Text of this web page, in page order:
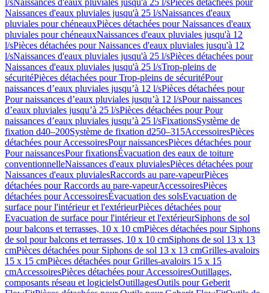
l/sNaissances d'eaux pluviales jusqu'à 25 l/sPièces détachées pour
Naissances d'eaux pluviales jusqu'à 25 l/sNaissances d'eaux
pluviales pour chéneauxPièces détachées pour Naissances d'eaux
pluviales pour chéneauxNaissances d'eaux pluviales jusqu'à 12
l/sPièces détachées pour Naissances d'eaux pluviales jusqu'à 12
l/sNaissances d'eaux pluviales jusqu'à 25 l/sPièces détachées pour
Naissances d'eaux pluviales jusqu'à 25 l/sTrop-pleins de
sécuritéPièces détachées pour Trop-pleins de sécuritéPour
naissances d’eaux pluviales jusqu’à 12 l/sPièces détachées pour
Pour naissances d’eaux pluviales jusqu’à 12 l/sPour naissances
d’eaux pluviales jusqu’à 25 l/sPièces détachées pour Pour
naissances d’eaux pluviales jusqu’à 25 l/sFixationsSystème de
fixation d40–200Système de fixation d250–315AccessoiresPièces
détachées pour AccessoiresPour naissancesPièces détachées pour
Pour naissancesPour fixationsÉvacuation des eaux de toiture
conventionnelleNaissances d'eaux pluvialesPièces détachées pour
Naissances d'eaux pluvialesRaccords au pare-vapeurPièces
détachées pour Raccords au pare-vapeurAccessoiresPièces
détachées pour AccessoiresÉvacuation des solsEvacuation de
surface pour l'intérieur et l'extérieurPièces détachées pour
Evacuation de surface pour l'intérieur et l'extérieurSiphons de sol
pour balcons et terrasses, 10 x 10 cmPièces détachées pour Siphons
de sol pour balcons et terrasses, 10 x 10 cmSiphons de sol 13 x 13
cmPièces détachées pour Siphons de sol 13 x 13 cmGrilles-avaloirs
15 x 15 cmPièces détachées pour Grilles-avaloirs 15 x 15
cmAccessoiresPièces détachées pour AccessoiresOutillages,
composants réseau et logicielsOutillagesOutils pour Geberit